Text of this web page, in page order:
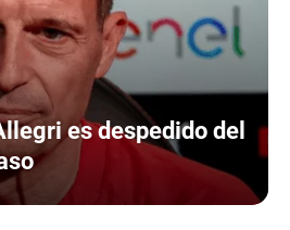
es despedido del